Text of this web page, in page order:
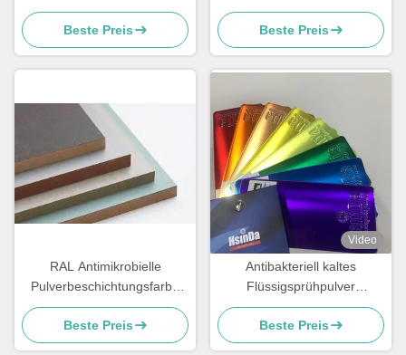
UV-Widerstand Textur hoher
Hitze
Beste Preis
Pulverbeschichtung für
Stahlbalken
Beste Preis
RAL Antimikrobielle
Pulverbeschichtungsfarbe
für Metall- und MDF-Möbel
Beste Preis
Video
Antibakteriell kaltes
Flüssigsprühpulver
Beschichtung
Lebensmittelqualität
Schweißschmutzbeständig
Beste Preis